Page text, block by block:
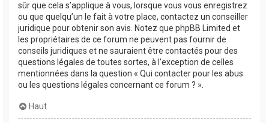
sûr que cela s’applique à vous, lorsque vous vous enregistrez
ou que quelqu’un le fait à votre place, contactez un conseiller
juridique pour obtenir son avis. Notez que phpBB Limited et
les propriétaires de ce forum ne peuvent pas fournir de
conseils juridiques et ne sauraient être contactés pour des
questions légales de toutes sortes, à l’exception de celles
mentionnées dans la question « Qui contacter pour les abus
ou les questions légales concernant ce forum ? ».
Haut